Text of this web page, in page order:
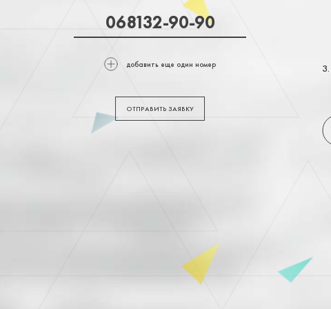
добавить еще один номер
ОТПРАВИТЬ ЗАЯВКУ